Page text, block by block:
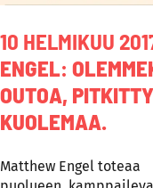
10 HELMIKUU
ENGEL:
OUTOA,
KUOLEMAA.
Matthew Engel toteaa